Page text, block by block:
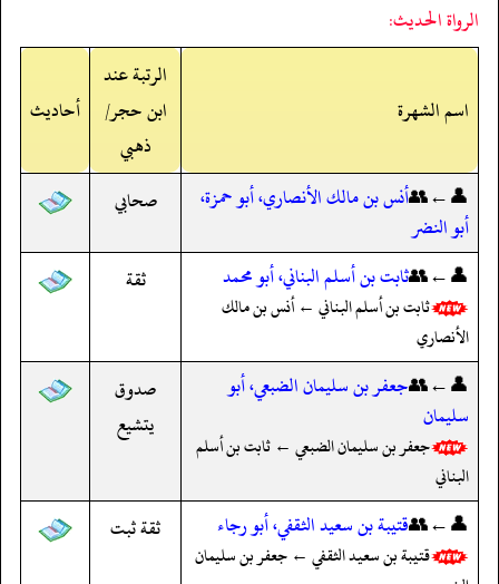
الرواة الحديث:
اسم الشهرة
الرتبة عند
ابن حجر/
ذهبي
أحاديث
👤←👥أنس بن مالك الأنصاري، أبو حمزة،
أبو النضر
صحابي
👤←👥ثابت بن أسلم البناني، أبو محمد
ثابت بن أسلم البناني ← أنس بن مالك
الأنصاري
ثقة
👤←👥جعفر بن سليمان الضبعي، أبو
سليمان
جعفر بن سليمان الضبعي ← ثابت بن أسلم
البناني
صدوق
يتشيع
👤←👥قتيبة بن سعيد الثقفي، أبو رجاء
قتيبة بن سعيد الثقفي ← جعفر بن سليمان
ثقة ثبت